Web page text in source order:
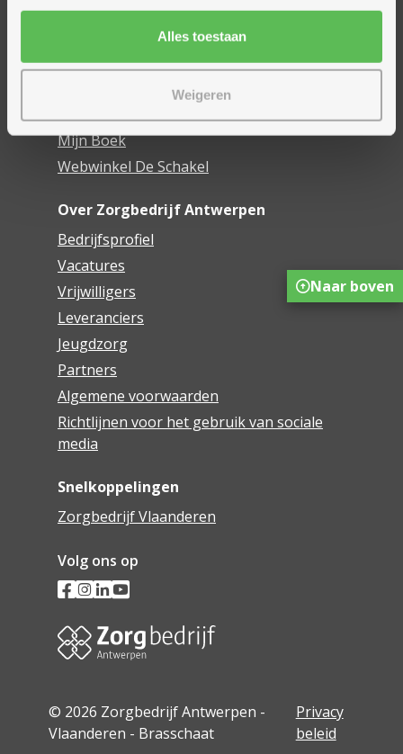
Alles toestaan
Weigeren
Woonzorgcentra
Financieel comfort
Mijn Zorgbedrijf
Mijn Boek
Webwinkel De Schakel
Over Zorgbedrijf Antwerpen
Bedrijfsprofiel
Vacatures
Vrijwilligers
Leveranciers
Jeugdzorg
Partners
Algemene voorwaarden
Richtlijnen voor het gebruik van sociale
media
Snelkoppelingen
Zorgbedrijf Vlaanderen
Volg ons op
© 2026 Zorgbedrijf Antwerpen -
Vlaanderen - Brasschaat
Privacy
beleid
Naar boven